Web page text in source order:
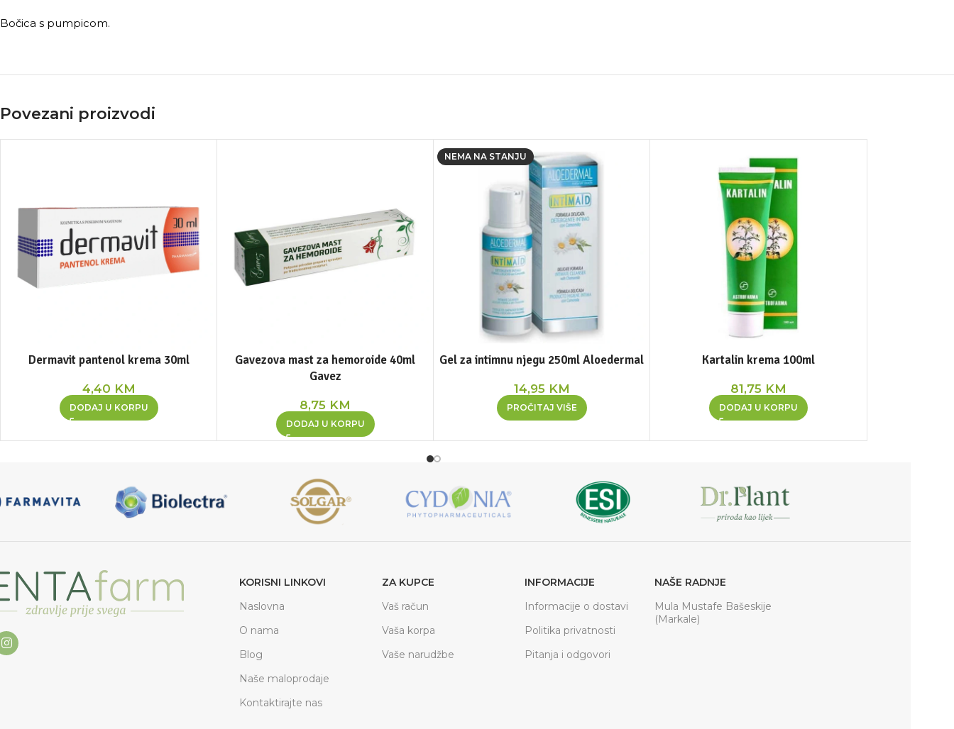
Bočica s pumpicom.
Povezani proizvodi
Dermavit pantenol krema 30ml
4,40 KM
DODAJ U KORPU
Gavezova mast za hemoroide 40ml
Gavez
8,75 KM
DODAJ U KORPU
NEMA NA STANJU
Gel za intimnu njegu 250ml Aloedermal
14,95 KM
PROČITAJ VIŠE
Kartalin krema 100ml
81,75 KM
DODAJ U KORPU
KORISNI LINKOVI
Naslovna
O nama
Blog
Naše maloprodaje
Kontaktirajte nas
ZA KUPCE
Vaš račun
Vaša korpa
Vaše narudžbe
INFORMACIJE
Informacije o dostavi
Politika privatnosti
Pitanja i odgovori
NAŠE RADNJE
Mula Mustafe Bašeskije
(Markale)